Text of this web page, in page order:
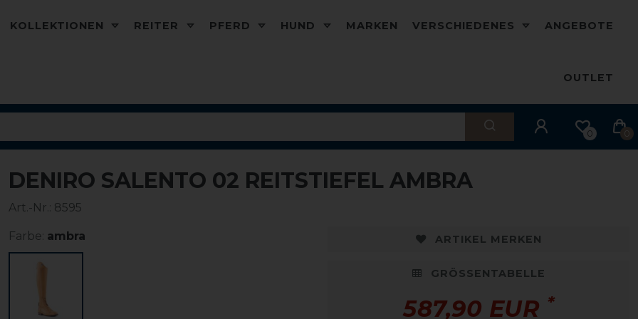
KOLLEKTIONEN REITER PFERD HUND MARKEN VERSCHIEDENES ANGEBOTE
OUTLET
0 0
DENIRO SALENTO 02 REITSTIEFEL AMBRA
Art.-Nr.: 8595
Farbe: ambra ARTIKEL MERKEN
GRÖSSENTABELLE
587,90 EUR *